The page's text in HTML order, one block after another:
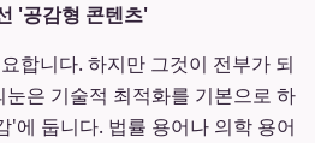
'공감형 콘텐츠'
합니다. 하지만 그것이 전부가 되
은 기술적 최적화를 기본으로 하
'에 둡니다. 법률 용어나 의학 용어